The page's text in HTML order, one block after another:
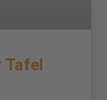
Tafel